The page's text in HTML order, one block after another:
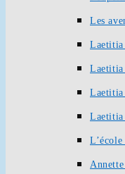
Les
Laetitia
Laetitia
L’école